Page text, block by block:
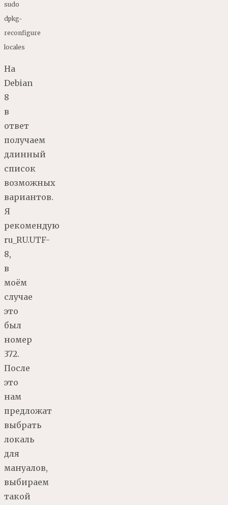
sudo
dpkg-
reconfigure
locales
На
Debian
8
в
ответ
получаем
длинный
список
возможных
вариантов.
Я
рекомендую
ru_RU.UTF-
8,
в
моём
случае
это
был
номер
372.
После
это
нам
предложат
выбрать
локаль
для
мануалов,
выбираем
такой